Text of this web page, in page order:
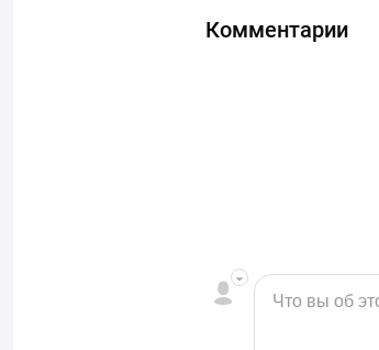
Комментарии